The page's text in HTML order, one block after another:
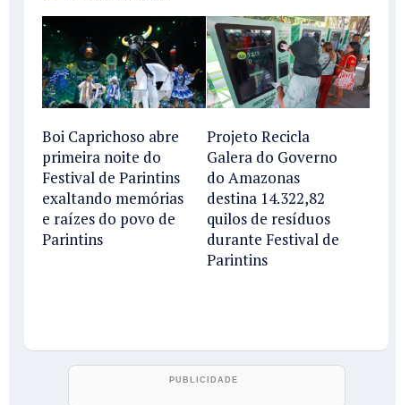
Boi Caprichoso abre
primeira noite do
Festival de Parintins
exaltando memórias
e raízes do povo de
Parintins
Projeto Recicla
Galera do Governo
do Amazonas
destina 14.322,82
quilos de resíduos
durante Festival de
Parintins